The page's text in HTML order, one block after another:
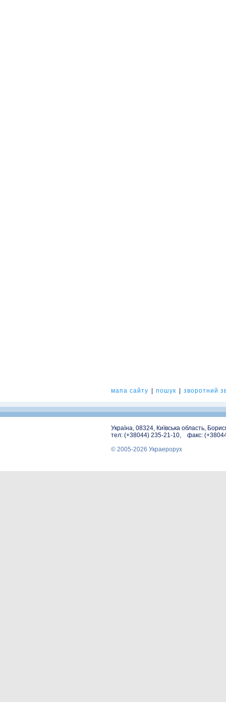
мапа сайту пошук зворотний
Україна, 08324, Київська область,
тел: (+38044) 235-21-10, факс:
© 2005-2026 Украерорух